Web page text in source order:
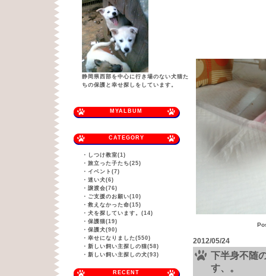
静岡県西部を中心に行き場のない犬猫た
ちの保護と幸せ探しをしています。
MYALBUM
CATEGORY
・ しつけ教室(1)
・ 旅立った子たち(25)
・ イベント(7)
・ 迷い犬(6)
・ 譲渡会(76)
・ ご支援のお願い(10)
・ 救えなかった命(15)
・ 犬を探しています。(14)
・ 保護猫(19)
・ 保護犬(90)
・ 幸せになりました(550)
・ 新しい飼い主探しの猫(58)
・ 新しい飼い主探しの犬(93)
RECENT
2012/05/24
下半身不随
す、。